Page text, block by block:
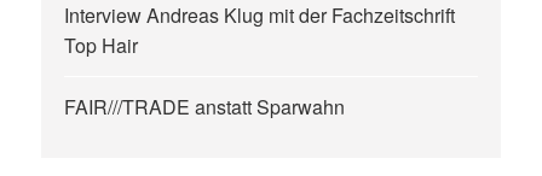
Interview Andreas Klug mit der Fachzeitschrift
Top Hair
FAIR///TRADE anstatt Sparwahn